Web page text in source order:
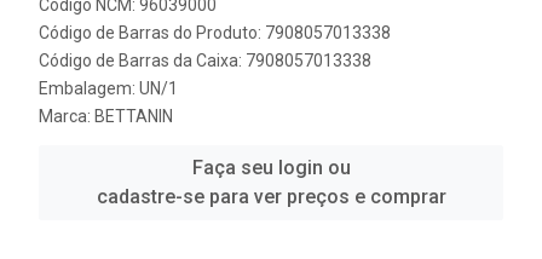
Código NCM: 96039000
Código de Barras do Produto: 7908057013338
Código de Barras da Caixa: 7908057013338
Embalagem: UN/1
Marca: BETTANIN
Faça seu login ou
cadastre-se para ver preços e comprar